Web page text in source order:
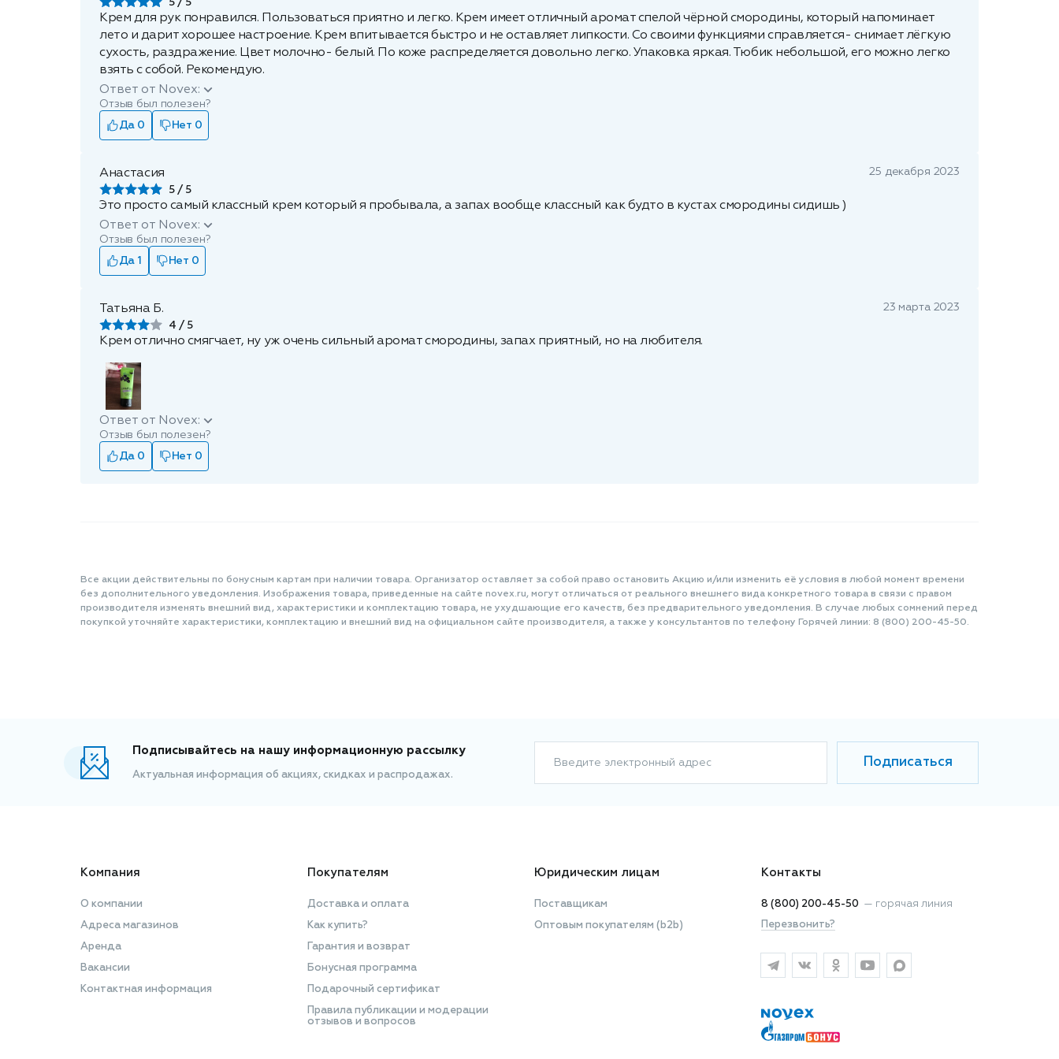
5
Крем для рук понравился. Пользоваться приятно и легко. Крем имеет отличный аромат спелой чёрной смородины, который напоминает
лето и дарит хорошее настроение. Крем впитывается быстро и не оставляет липкости. Со своими функциями справляется- снимает лёгкую
сухость, раздражение. Цвет молочно- белый. По коже распределяется довольно легко. Упаковка яркая. Тюбик небольшой, его можно легко
взять с собой. Рекомендую.
Ответ от Novex:
Отзыв был полезен?
Да 0
Нет 0
Анастасия
5
25 декабря 2023
Это просто самый классный крем который я пробывала, а запах вообще классный как будто в кустах смородины сидишь )
Ответ от Novex:
Отзыв был полезен?
Да 1
Нет 0
Татьяна Б.
4
23 марта 2023
Крем отлично смягчает, ну уж очень сильный аромат смородины, запах приятный, но на любителя.
Ответ от Novex:
Отзыв был полезен?
Да 0
Нет 0
Все акции действительны по бонусным картам при наличии товара. Организатор оставляет за собой право остановить Акцию и/или изменить её условия в любой момент времени
без дополнительного уведомления. Изображения товара, приведенные на сайте novex.ru, могут отличаться от реального внешнего вида конкретного товара в связи с правом
производителя изменять внешний вид, характеристики и комплектацию товара, не ухудшающие его качеств, без предварительного уведомления. В случае любых сомнений перед
покупкой уточняйте характеристики, комплектацию и внешний вид на официальном сайте производителя, а также у консультантов по телефону Горячей линии: 8 (800) 200-45-50.
Подписывайтесь на нашу информационную рассылку
Актуальная информация об акциях, скидках и распродажах.
Введите электронный адрес Подписаться
Компания
О компании
Адреса магазинов
Аренда
Вакансии
Контактная информация
Покупателям
Доставка и оплата
Как купить?
Гарантия и возврат
Бонусная программа
Подарочный сертификат
Правила публикации и модерации
отзывов и вопросов
Юридическим лицам
Поставщикам
Оптовым покупателям (b2b)
Контакты
8 (800) 200-45-50 — горячая линия
Перезвонить?